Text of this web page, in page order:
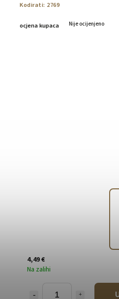
Kodirati: 2769
ocjena kupaca Nije ocijenjeno
4,49 €
Na zalihi